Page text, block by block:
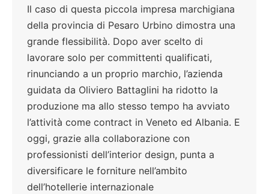
Il caso di questa piccola impresa marchigiana
della provincia di Pesaro Urbino dimostra una
grande flessibilità. Dopo aver scelto di
lavorare solo per committenti qualificati,
rinunciando a un proprio marchio, l’azienda
guidata da Oliviero Battaglini ha ridotto la
produzione ma allo stesso tempo ha avviato
l’attività come contract in Veneto ed Albania. E
oggi, grazie alla collaborazione con
professionisti dell’interior design, punta a
diversificare le forniture nell’ambito
dell’hotellerie internazionale